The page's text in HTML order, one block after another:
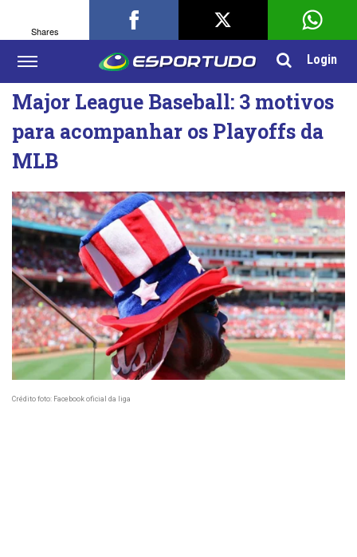
Login
Major League Baseball: 3 motivos
para acompanhar os Playoffs da
MLB
Crédito foto: Facebook oficial da liga
Shares